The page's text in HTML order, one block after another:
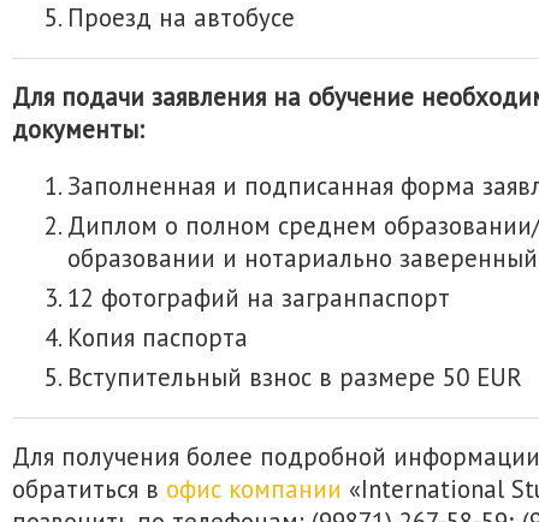
Проезд на автобусе
Для подачи заявления на обучение
документы:
Заполненная и подписанная форма
Диплом о полном среднем
образовании и нотариально
12 фотографий на загранпаспорт
Копия паспорта
Вступительный взнос в размере 50 EUR
Для получения более подробной
обратиться в офис компании «International